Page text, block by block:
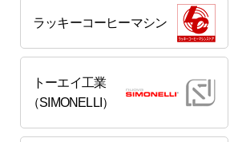
ラッキーコーヒーマシン
トーエイ工業
（SIMONELLI）